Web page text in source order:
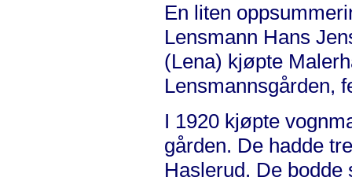
En liten
Lensmann Hans
(Lena) kjøpte
Lensmannsgården,
I 1920 kjøpte
gården. De hadde
Haslerud. De